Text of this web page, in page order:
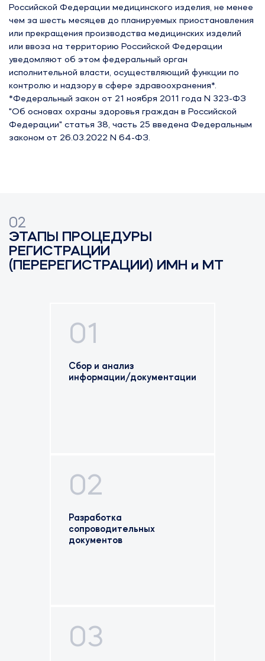
Российской Федерации медицинского изделия, не менее
чем за шесть месяцев до планируемых приостановления
или прекращения производства медицинских изделий
или ввоза на территорию Российской Федерации
уведомляют об этом федеральный орган
исполнительной власти, осуществляющий функции по
контролю и надзору в сфере здравоохранения*.
*Федеральный закон от 21 ноября 2011 года N 323-ФЗ
"Об основах охраны здоровья граждан в Российской
Федерации" статья 38, часть 25 введена Федеральным
законом от 26.03.2022 N 64-ФЗ.
02
ЭТАПЫ ПРОЦЕДУРЫ
РЕГИСТРАЦИИ
(ПЕРЕРЕГИСТРАЦИИ) ИМН и МТ
01
Сбор и анализ
информации/документации
02
Разработка
сопроводительных
документов
03